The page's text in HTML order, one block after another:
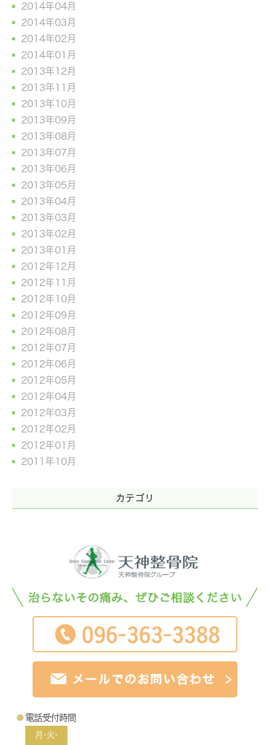
2014年04月
2014年03月
2014年02月
2014年01月
2013年12月
2013年11月
2013年10月
2013年09月
2013年08月
2013年07月
2013年06月
2013年05月
2013年04月
2013年03月
2013年02月
2013年01月
2012年12月
2012年11月
2012年10月
2012年09月
2012年08月
2012年07月
2012年06月
2012年05月
2012年04月
2012年03月
2012年02月
2012年01月
2011年10月
カテゴリ
電話受付時間
月･火･